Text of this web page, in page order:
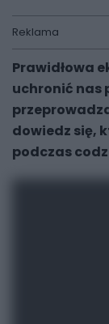
Reklama
Prawidłowa
uchronić nas
dowiedz się,
podczas